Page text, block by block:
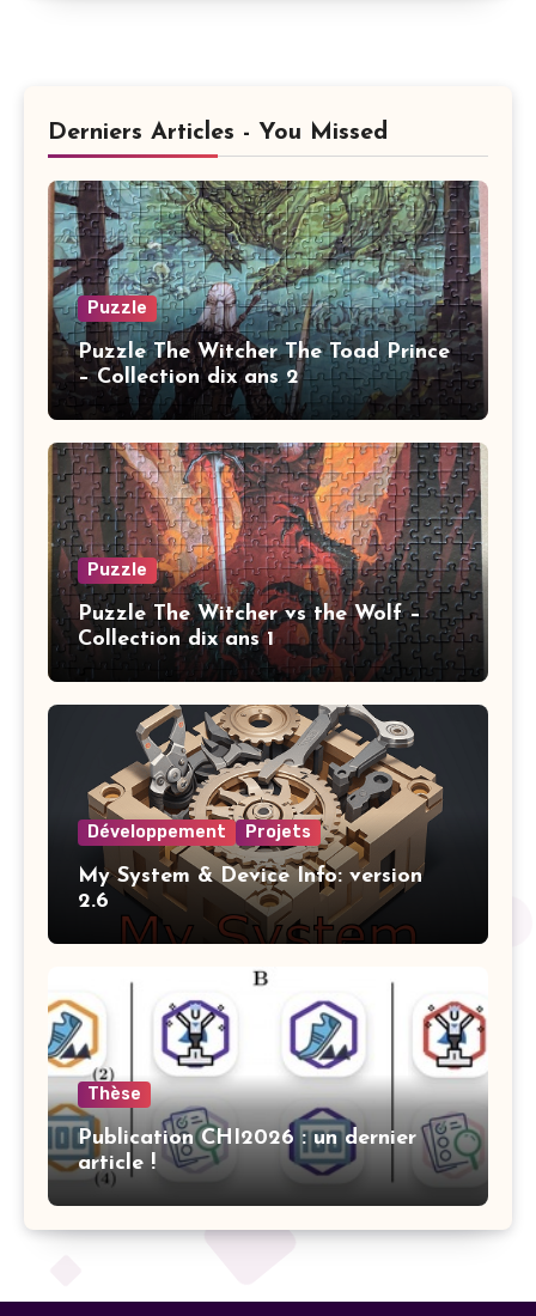
Derniers Articles - You Missed
Puzzle
Puzzle The Witcher The Toad Prince
– Collection dix ans 2
Puzzle
Puzzle The Witcher vs the Wolf –
Collection dix ans 1
Développement Projets
My System & Device Info: version
2.6
Thèse
Publication CHI2026 : un dernier
article !